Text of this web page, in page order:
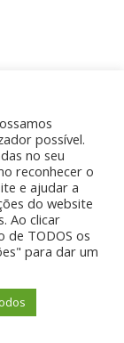
possível.
no seu
reconhecer o
e ajudar a
do website
Ao clicar
de TODOS os
para dar um